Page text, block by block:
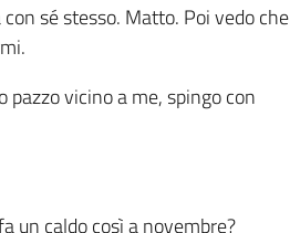
sé stesso. Matto. Poi vedo che
vicino a me, spingo con
un caldo così a novembre?